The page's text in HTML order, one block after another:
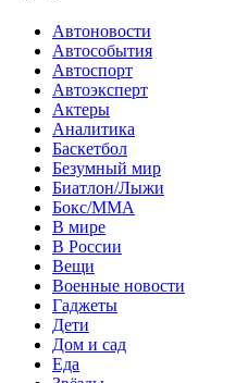
Автоновости
Автособытия
Автоспорт
Автоэксперт
Актеры
Аналитика
Баскетбол
Безумный мир
Биатлон/Лыжи
Бокс/MMA
В мире
В России
Вещи
Военные новости
Гаджеты
Дети
Дом и сад
Еда